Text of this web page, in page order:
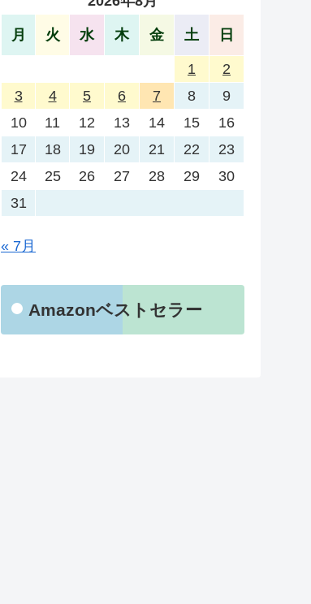
月 火 水 木 金 土 日
1
2
3
4 5 6 7 8
9
10
11 12 13 14 15
16
17
18 19 20 21 22
23
24
25 26 27 28 29
30
31
« 7月
Amazonベストセラー